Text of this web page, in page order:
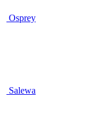
Osprey
Salewa